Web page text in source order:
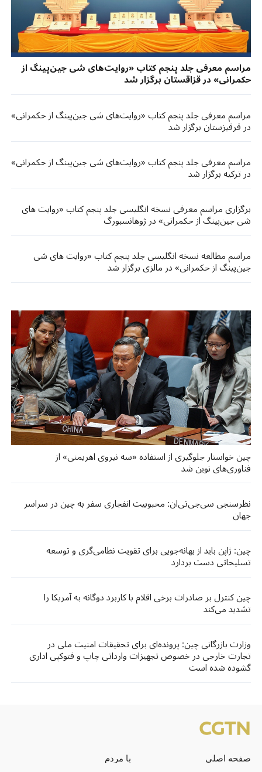
مراسم معرفی جلد پنجم کتاب «روایت‌های شی جین‌پینگ از
حکمرانی» در قزاقستان برگزار شد
مراسم معرفی جلد پنجم کتاب «روایت‌های شی جین‌پینگ از حکمرانی»
در قرقیزستان برگزار شد
مراسم معرفی جلد پنجم کتاب «روایت‌های شی جین‌پینگ از حکمرانی»
در ترکیه برگزار شد
برگزاری مراسم معرفی نسخه انگلیسی جلد پنجم کتاب «روایت های
شی جین‌پینگ از حکمرانی» در ژوهانسبورگ
مراسم مطالعه نسخه انگلیسی جلد پنجم کتاب «روایت های شی
جین‌پینگ از حکمرانی» در مالزی برگزار شد
چین خواستار جلوگیری از استفاده «سه نیروی اهریمنی» از
فناوری‌های نوین شد
نظرسنجی سی‌جی‌تی‌ان: محبوبیت انفجاری سفر به چین در سراسر
جهان
چین: ژاپن باید از بهانه‌جویی برای تقویت نظامی‌گری و توسعه
تسلیحاتی دست بردارد
چین کنترل بر صادرات برخی اقلام با کاربرد دوگانه به آمریکا را
تشدید می‌کند
وزارت بازرگانی چین: پرونده‌ای برای تحقیقات امنیت ملی در
تجارت خارجی در خصوص تجهیزات وارداتی چاپ و فتوکپی اداری
گشوده شده است
صفحه اصلی
با مردم